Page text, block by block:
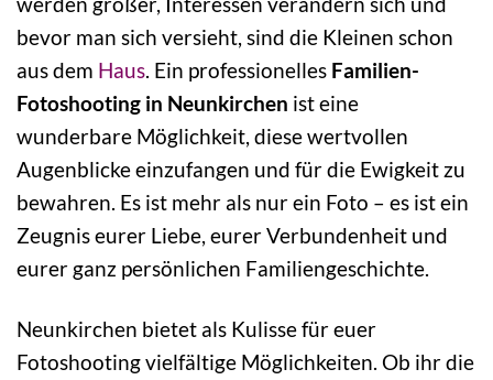
bevor man sich versieht, sind die Kleinen schon
aus dem Haus . Ein professionelles Familien-
Fotoshooting in Neunkirchen ist eine
wunderbare Möglichkeit, diese wertvollen
Augenblicke einzufangen und für die Ewigkeit zu
bewahren. Es ist mehr als nur ein Foto – es ist ein
Zeugnis eurer Liebe, eurer Verbundenheit und
eurer ganz persönlichen Familiengeschichte.
Neunkirchen bietet als Kulisse für euer
Fotoshooting vielfältige Möglichkeiten. Ob ihr die